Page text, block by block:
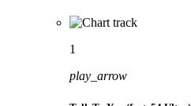
1
play_arrow